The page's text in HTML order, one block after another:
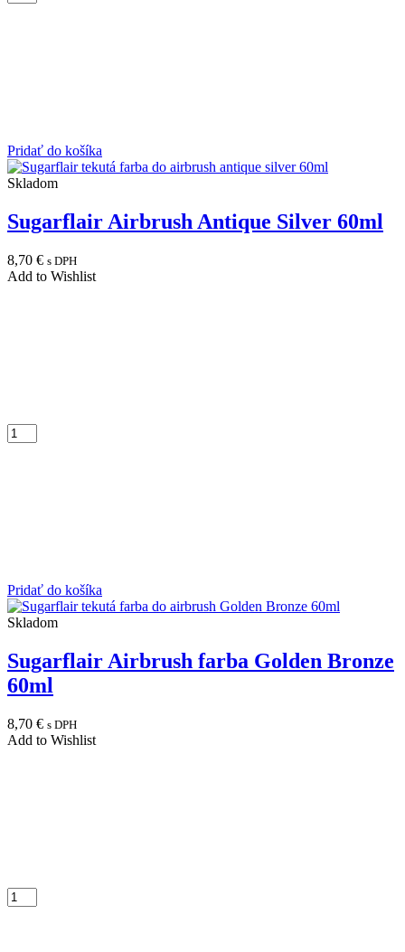
Pridať do košíka
Skladom
Sugarflair Airbrush Antique Silver 60ml
8,70 € s DPH
Add to Wishlist
Pridať do košíka
Skladom
Sugarflair Airbrush farba Golden Bronze
60ml
8,70 € s DPH
Add to Wishlist